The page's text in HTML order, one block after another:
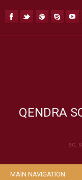
QENDRA
ec,
MAIN NAVIGATION